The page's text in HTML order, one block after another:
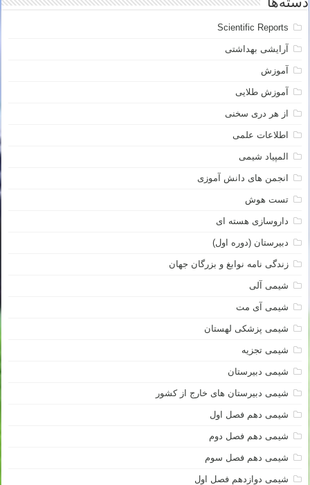
دسته‌ها
Scientific Reports
آرایشی بهداشتی
آموزش
آموزش طلایی
از هر دری سخنی
اطلاعات علمی
المپیاد شیمی
انجمن های دانش آموزی
تست هوش
داروسازی هسته ای
دبیرستان (دوره اول)
زندگی نامه نوابغ و بزرگان جهان
شیمی آلی
شیمی آی مت
شیمی پزشکی لهستان
شیمی تجزیه
شیمی دبیرستان
شیمی دبیرستان های خارج از کشور
شیمی دهم فصل اول
شیمی دهم فصل دوم
شیمی دهم فصل سوم
شیمی دوازدهم فصل اول